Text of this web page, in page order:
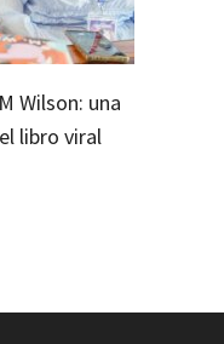
Wilson: una
libro viral